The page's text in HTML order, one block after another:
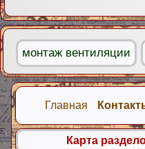
Главная
Карта
монтаж вентиляции